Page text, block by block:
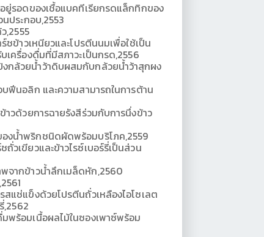
ยู่รอดของเชื้อแบคทีเรียกรดแล็กทิกของ
ประกอบ,2553
,2555
ชข้าวเหนียวและโปรตีนนมเพื่อใช้เป็น
เครื่องดื่มที่มีสภาวะเป็นกรด,2556
กล้วยน้ำว้าดิบผสมกับกล้วยน้ำว้าสุกผง
ฟีนอลิก และความสามารถในการต้าน
วด้วยการฉายรังสีร่วมกับการนึ่งข้าว
งน้ำพริกชนิดผัดพร้อมบริโภค,2559
เขียวและข้าวไรซ์เบอร์รี่เป็นส่วน
จากข้าวน้ำลึกเมล็ดหัก,2560
แช่แข็งด้วยโปรตีนถั่วเหลืองไอโซเลต
,2562
ร้อมเนื้อผลไม้ในซองเพาซ์พร้อม